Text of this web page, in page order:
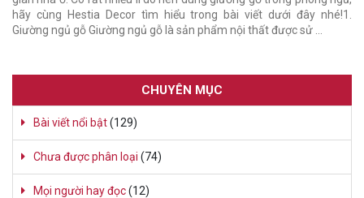
hãy cùng Hestia Decor tìm hiểu trong bài viết dưới đây nhé!1.
Giường ngủ gỗ Giường ngủ gỗ là sản phẩm nội thất được sử …
CHUYÊN MỤC
Bài viết nổi bật(129)
Chưa được phân loại (74)
Mọi người hay đọc(12)